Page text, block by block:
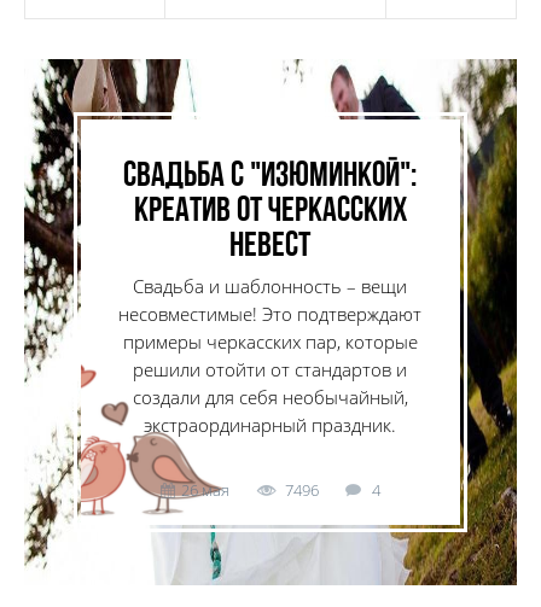
Свадьба с "изюминкой":
креатив от черкасских
невест
Свадьба и шаблонность – вещи
несовместимые! Это подтверждают
примеры черкасских пар, которые
решили отойти от стандартов и
создали для себя необычайный,
экстраординарный праздник.
26 мая 7496 4